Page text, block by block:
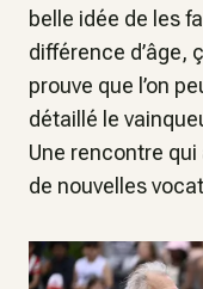
belle idée de les
différence d’âge,
prouve que l’on
détaillé le
Une rencontre
de nouvelles